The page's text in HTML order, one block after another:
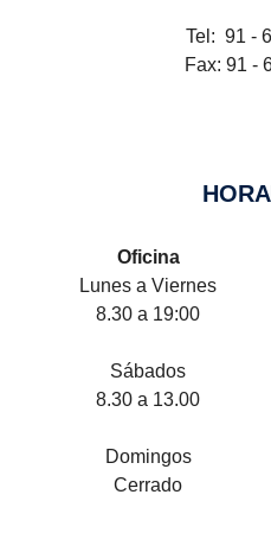
Tel: 91 -
Fax: 91 -
Oficina
Lunes a Viernes
8.30 a 19:00
Sábados
8.30 a 13.00
Domingos
Cerrado